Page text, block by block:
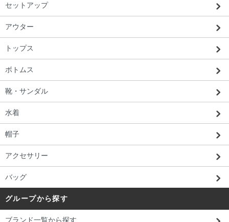
セットアップ
アウター
トップス
ボトムス
靴・サンダル
水着
帽子
アクセサリー
バッグ
グループから探す
ブランド一覧から探す